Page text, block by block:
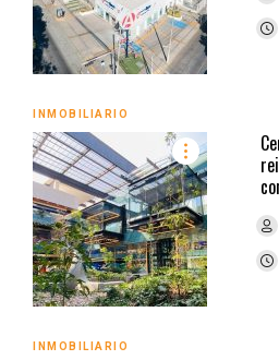
INMOBILIARIO
INMOBILIARIO